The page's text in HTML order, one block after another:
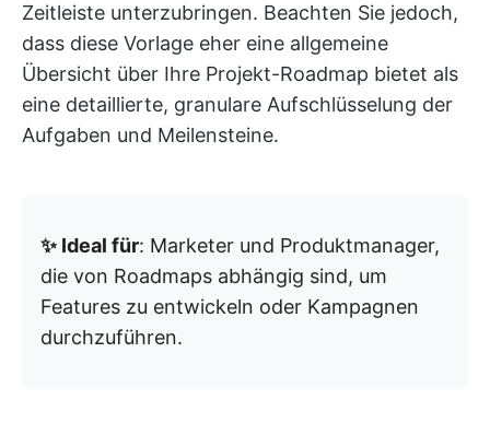
Zeitleiste unterzubringen. Beachten Sie jedoch,
dass diese Vorlage eher eine allgemeine
Übersicht über Ihre Projekt-Roadmap bietet als
eine detaillierte, granulare Aufschlüsselung der
Aufgaben und Meilensteine.
✨ Ideal für: Marketer und Produktmanager,
die von Roadmaps abhängig sind, um
Features zu entwickeln oder Kampagnen
durchzuführen.